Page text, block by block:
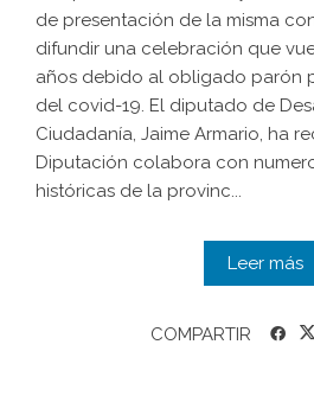
de presentación de la misma
difundir una celebración que
años debido al obligado parón
del covid-19. El diputado de
Ciudadanía, Jaime Armario, ha
Diputación colabora con
históricas de la provinc...
Leer más
COMPARTIR